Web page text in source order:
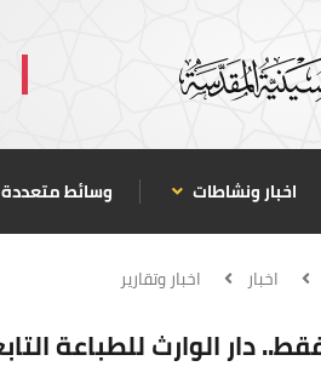
اخبار ونشاطات وسائط متعددة
اخبار اخبار وتقارير
يوما فقط.. دار الوارث